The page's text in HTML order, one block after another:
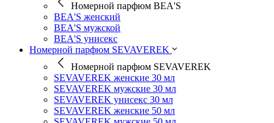
Номерной парфюм BEA'S
BEA'S женский
BEA'S мужской
BEA'S унисекс
Номерной парфюм SEVAVEREK
Номерной парфюм SEVAVEREK
SEVAVEREK женские 30 мл
SEVAVEREK мужские 30 мл
SEVAVEREK унисекс 30 мл
SEVAVEREK женские 50 мл